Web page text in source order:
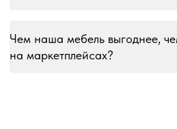
Чем наша мебель выгоднее,
на маркетплейсах?